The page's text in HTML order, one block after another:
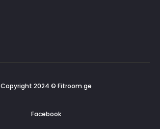
Copyright 2024 © Fitroom.ge
Facebook